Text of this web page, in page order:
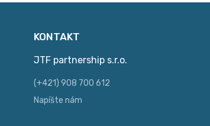
KONTAKT
JTF partnership s.r.o.
(+421) 908 700 612
Napíšte nám